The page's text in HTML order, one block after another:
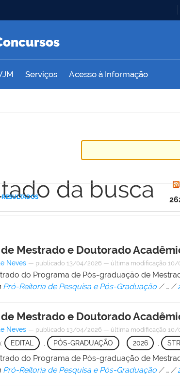
Serviços Acesso à Informação
da busca
Mestrado e Doutorado
Neves — publicado 13/04/2026 — última modificação 10/
do Programa de Pós-graduação de
Pró-Reitoria de Pesquisa e Pós-Graduação /… /
Mestrado e Doutorado
Neves — publicado 13/04/2026 — última modificação 10/
EDITAL PÓS-GRADUAÇÃO 2026 ,
do Programa de Pós-graduação de
Pró-Reitoria de Pesquisa e Pós-Graduação /…/